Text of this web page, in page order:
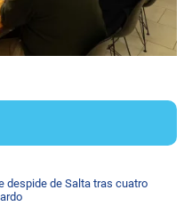
despide de Salta tras cuatro